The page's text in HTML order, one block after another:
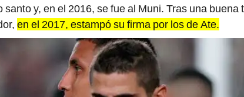
santo y, en el 2016, se fue al Muni. Tras una buena
en el 2017, estampó su firma por los de Ate.